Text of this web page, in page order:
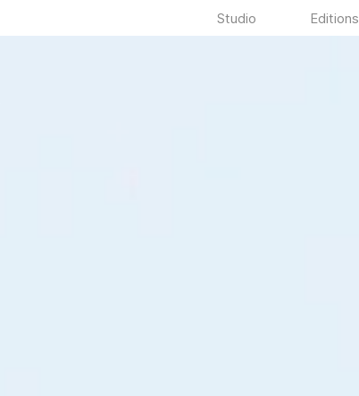
Studio Editions